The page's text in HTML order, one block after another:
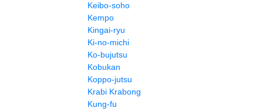
Keibo-soho
Kempo
Kingai-ryu
Ki-no-michi
Ko-bujutsu
Kobukan
Koppo-jutsu
Krabi Krabong
Kung-fu